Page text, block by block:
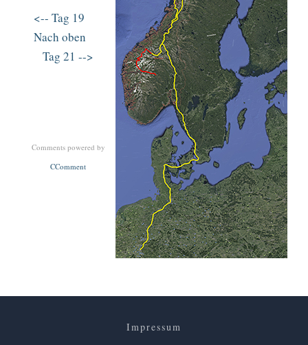
<-- Tag 19
Nach oben
Tag 21 -->
Comments powered by
CComment
Impressum